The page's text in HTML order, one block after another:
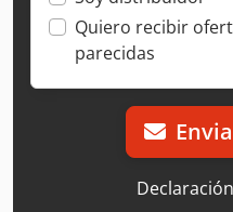
Quiero recibir
parecidas